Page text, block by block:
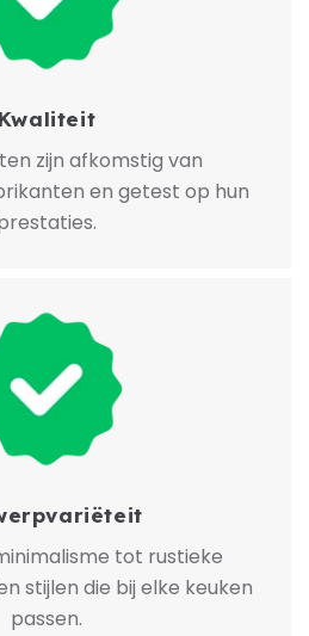
Kwaliteit
zijn afkomstig van
en getest op hun
tot rustieke
stijlen die bij elke keuken
passen.